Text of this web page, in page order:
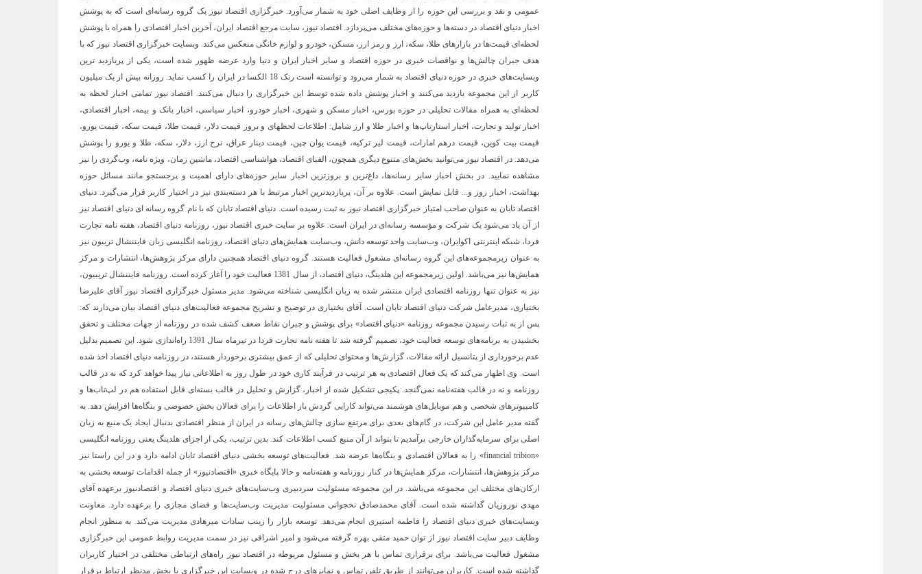
عمومی و نقد و بررسی این حوزه را از وظایف اصلی خود به شمار می‌آورد. خبرگزاری اقتصاد نیوز یک گروه رسانه‌ای است که به پوشش
اخبار دنیای اقتصاد در دسته‌ها و حوزه‌های مختلف می‌پردازد. اقتصاد نیوز، سایت مرجع اقتصاد ایران، آخرین اخبار اقتصادی را همراه با پوشش
لحظه‌ای قیمت‌ها در بازارهای طلا، سکه، ارز و رمز ارز، مسکن، خودرو و لوازم خانگی منعکس می‌کند. وبسایت خبرگزاری اقتصاد نیوز که با
هدف جبران چالش‌ها و نواقصات خبری در حوزه اقتصاد و سایر اخبار ایران و دنیا وارد عرضه ظهور شده است، یکی از پربازدید ترین
وبسایت‌های خبری در حوزه دنیای اقتصاد به شمار می‌رود و توانسته است رنک 18 الکسا در ایران را کسب نماید. روزانه بیش از یک میلیون
کاربر از این مجموعه بازدید می‌کنند و اخبار پوشش داده شده توسط این خبرگزاری را دنبال می‌کنند. اقتصاد نیوز تمامی اخبار لحظه به
لحظه‌ای به همراه مقالات تحلیلی در حوزه بورس، اخبار مسکن و شهری، اخبار خودرو، اخبار سیاسی، اخبار بانک و بیمه، اخبار اقتصادی،
اخبار تولید و تجارت، اخبار استارتاپ‌ها و اخبار طلا و ارز شامل: اطلاعات لحظهای و بروز قیمت دلار، قیمت طلا، قیمت سکه، قیمت یورو،
قیمت بیت کوین، قیمت درهم امارات، قیمت لیر ترکیه، قیمت یوان چین، قیمت دینار عراق، نرخ ارز، دلار، سکه، طلا و یورو را پوشش
می‌دهد. در اقتصاد نیوز می‌توانید بخش‌های متنوع دیگری همچون، الفبای اقتصاد، هواشناسی اقتصاد، ماشین زمان، ویژه نامه، وب‌گردی را نیز
مشاهده نمایید. در بخش اخبار سایر رسانه‌ها، داغ‌ترین و بروزترین اخبار سایر حوزه‌های دارای اهمیت و پرجستجو مانند مسائل حوزه
بهداشت، اخبار روز و... قابل نمایش است. علاوه بر آن، پربازدیدترین اخبار مرتبط با هر دسته‌بندی نیز در اختیار کاربر قرار می‌گیرد. دنیای
اقتصاد تابان به عنوان صاحب امتیاز خبرگزاری اقتصاد نیوز به ثبت رسیده است. دنیای اقتصاد تابان که با نام گروه رسانه ای دنیای اقتصاد نیز
از آن یاد می‌شود یک شرکت و مؤسسه رسانه‌ای در ایران است. علاوه بر سایت خبری اقتصاد نیوز، روزنامه دنیای اقتصاد، هفته ‌نامه تجارت
فردا، شبکه اینترنتی اکوایران، وب‌سایت واحد توسعه دانش، وب‌سایت همایش‌های دنیای اقتصاد، روزنامه انگلیسی ‌زبان فایننشال تریبون نیز
به عنوان زیرمجموعه‌های این گروه رسانه‌ای مشغول فعالیت هستند. گروه دنیای اقتصاد همچنین دارای مرکز پژوهش‌ها، انتشارات و مرکز
همایش‌ها نیز می‌باشد. اولین زیرمجموعه این هلدینگ، دنیای اقتصاد، از سال 1381 فعالیت خود را آغاز کرده است. روزنامه فایننشال تریبیون،
نیز به عنوان تنها روزنامه اقتصادی ایران منتشر شده به زبان انگلیسی شناخته می‌شود. مدیر مسئول خبرگزاری اقتصاد نیوز آقای علیرضا
بختیاری، مدیرعامل شرکت دنیای اقتصاد تابان است. آقای بختیاری در توضیح و تشریح مجموعه فعالیت‌های دنیای اقتصاد بیان می‌دارند که:
پس از به ثبات رسیدن مجموعه روزنامه «دنیای اقتصاد» برای پوشش و جبران نقاط ضعف کشف شده در روزنامه از جهات مختلف و تحقق
بخشیدن به برنامه‌های توسعه فعالیت خود، تصمیم گرفته شد تا هفته نامه تجارت فردا در تیرماه سال 1391 راه‌اندازی شود. این تصمیم بدلیل
عدم برخورداری از پتانسیل ارائه مقالات، گزارش‌ها و محتوای تحلیلی که از عمق بیشتری برخوردار هستند، در روزنامه دنیای اقتصاد اخذ شده
است. وی اظهار می‌کند که یک فعال اقتصادی به هر ترتیب در فرآیند کاری خود در طول روز به اطلاعاتی نیاز پیدا خواهد کرد که نه در قالب
روزنامه و نه در قالب هفته‌نامه نمی‌گنجد. پکیجی تشکیل شده از اخبار، گزارش و تحلیل در قالب بسته‌ای قابل استفاده هم در لپ‌تاب‌ها و
کامپیوترهای شخصی و هم موبایل‌های هوشمند می‌تواند کارایی گردش باز اطلاعات را برای فعالان بخش خصوصی و بنگاه‌ها افزایش دهد. به
گفته مدیر عامل این شرکت، در گام‌های بعدی برای مرتفع سازی چالش‌های رسانه در ایران از منظر اقتصادی بدنبال ایجاد یک منبع به زبان
اصلی برای سرمایه‌گذاران خارجی برآمدیم تا بتواند از آن منبع کسب اطلاعات کند. بدین ترتیب، یکی از اجزای هلدینگ یعنی روزنامه انگلیسی
«financial tribion» را به فعالان اقتصادی و بنگاه‌ها عرضه شد. فعالیت‌های توسعه بخشی دنیای اقتصاد تابان ادامه دارد و در این راستا نیز
مرکز پژوهش‌ها، انتشارات، مرکز همایش‌ها در کنار روزنامه و هفته‌نامه و حالا پایگاه خبری «اقتصادنیوز» از جمله اقدامات توسعه بخشی به
ارکان‌های مختلف این مجموعه می‌باشد. در این مجموعه مسئولیت سردبیری وب‌سایت‌های خبری دنیای اقتصاد و اقتصادنیوز برعهده آقای
مهدی نوروزیان گذاشته شده است. آقای محمدصادق نخجوانی مسئولیت مدیریت وب‌سایت‌ها و فضای مجازی را برعهده دارد. معاونت
وبسایت‌های خبری دنیای اقتصاد را فاطمه استیری انجام می‌دهد. توسعه بازار را زینب سادات میرهادی مدیریت می‌کند. به منظور انجام
وظایف دبیر سایت اقتصاد نیوز از توان حمید متقی بهره گرفته می‌شود و امیر اشراقی نیز در سمت مدیریت روابط عمومی این خبرگزاری
مشغول فعالیت می‌باشد. برای برقراری تماس با هر بخش و مسئول مربوطه در اقتصاد نیوز راه‌های ارتباطی مختلفی در اختیار کاربران
گذاشته شده است. کاربران می‌توانند از طریق تلفن تماس و نمابرهای درج شده در وبسایت این خبرگزاری با بخش مدنظر ارتباط برقرار